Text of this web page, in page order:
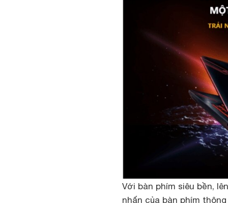
Với bàn phím siêu bền,
nhấn của bàn phím